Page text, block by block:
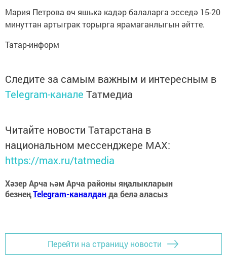
Мария Петрова өч яшькә кадәр балаларга эсседә 15-20
минуттан артыграк торырга ярамаганлыгын әйтте.
Татар-информ
Следите за самым важным и интересным в
Telegram-канале Татмедиа
Читайте новости Татарстана в
национальном мессенджере MАХ:
https://max.ru/tatmedia
Хәзер Арча һәм Арча районы яңалыкларын
безнеңTelegram-каналданда белә аласыз
Перейти на страницу новости